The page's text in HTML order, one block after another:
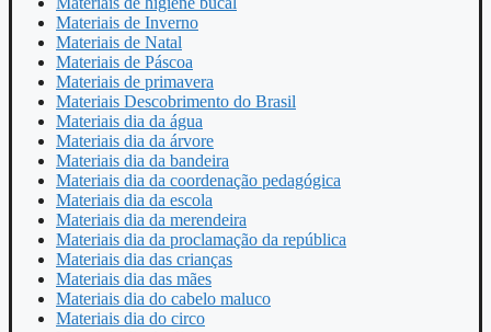
Materiais de Inverno
Materiais de Natal
Materiais de Páscoa
Materiais de primavera
Materiais Descobrimento do Brasil
Materiais dia da água
Materiais dia da árvore
Materiais dia da bandeira
Materiais dia da coordenação pedagógica
Materiais dia da escola
Materiais dia da merendeira
Materiais dia da proclamação da república
Materiais dia das crianças
Materiais dia das mães
Materiais dia do cabelo maluco
Materiais dia do circo